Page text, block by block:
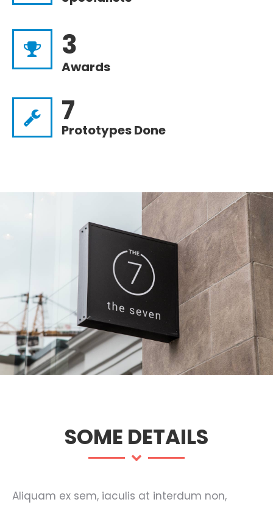
3
Awards
7
Prototypes Done
SOME DETAILS
Aliquam ex sem, iaculis at interdum non,